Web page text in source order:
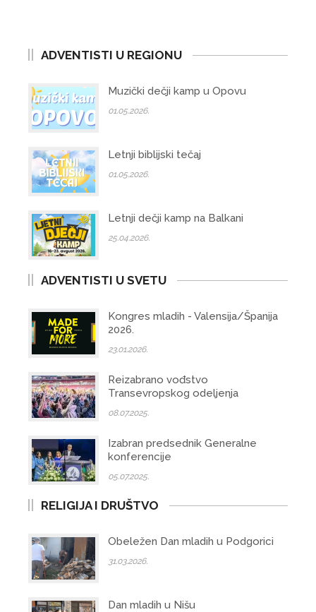
ADVENTISTI U REGIONU
Muzički dečji kamp u Opovu
01.05.2026.
Letnji biblijski tečaj
01.05.2026.
Letnji dečji kamp na Balkani
25.04.2026.
ADVENTISTI U SVETU
Kongres mladih - Valensija/Španija
2026.
23.01.2026.
Reizabrano vođstvo
Transevropskog odeljenja
08.07.2025.
Izabran predsednik Generalne
konferencije
05.07.2025.
RELIGIJA I DRUŠTVO
Obeležen Dan mladih u Podgorici
31.03.2026.
Dan mladih u Nišu